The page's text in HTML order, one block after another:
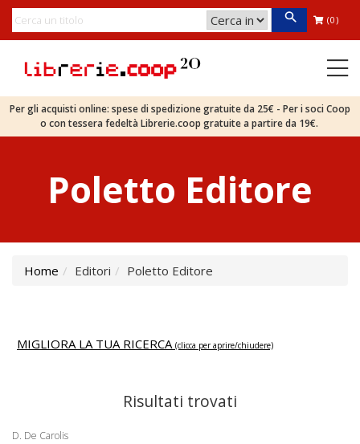
(0)
Per gli acquisti online: spese di spedizione gratuite da 25€ - Per i soci Coop
o con tessera fedeltà Librerie.coop gratuite a partire da 19€.
Poletto Editore
Home Editori Poletto Editore
MIGLIORA LA TUA RICERCA (clicca per aprire/chiudere)
Risultati trovati
D. De Carolis